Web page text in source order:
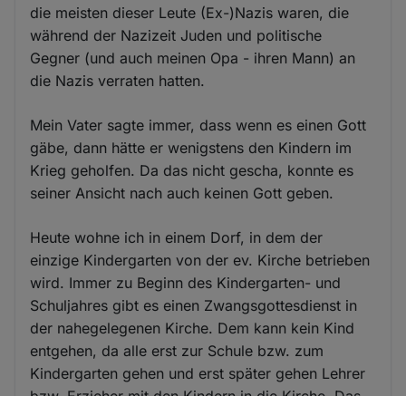
die meisten dieser Leute (Ex-)Nazis waren, die
während der Nazizeit Juden und politische
Gegner (und auch meinen Opa - ihren Mann) an
die Nazis verraten hatten.
Mein Vater sagte immer, dass wenn es einen Gott
gäbe, dann hätte er wenigstens den Kindern im
Krieg geholfen. Da das nicht gescha, konnte es
seiner Ansicht nach auch keinen Gott geben.
Heute wohne ich in einem Dorf, in dem der
einzige Kindergarten von der ev. Kirche betrieben
wird. Immer zu Beginn des Kindergarten- und
Schuljahres gibt es einen Zwangsgottesdienst in
der nahegelegenen Kirche. Dem kann kein Kind
entgehen, da alle erst zur Schule bzw. zum
Kindergarten gehen und erst später gehen Lehrer